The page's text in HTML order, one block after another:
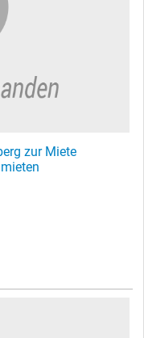
zur Miete